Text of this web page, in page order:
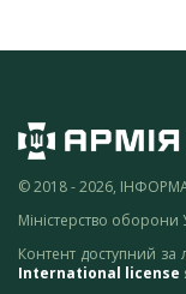
© 2018 - 2026,
Міністерство оборони
Контент доступний за
International license